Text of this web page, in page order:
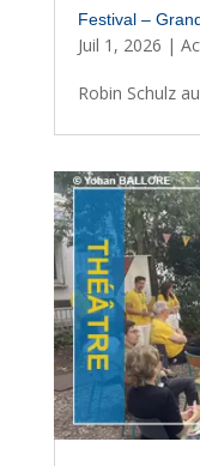
Festival –
Juil 1, 2026 |
Robin Schulz